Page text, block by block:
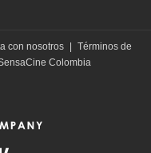
con nosotros | Términos de
Colombia